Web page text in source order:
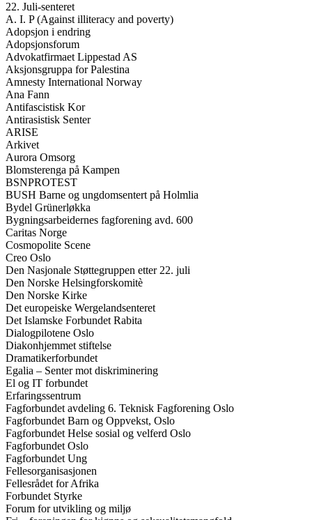
22. Juli-senteret
A. I. P (Against illiteracy and poverty)
Adopsjon i endring
Adopsjonsforum
Advokatfirmaet Lippestad AS
Aksjonsgruppa for Palestina
Amnesty International Norway
Ana Fann
Antifascistisk Kor
Antirasistisk Senter
ARISE
Arkivet
Aurora Omsorg
Blomsterenga på Kampen
BSNPROTEST
BUSH Barne og ungdomsentert på Holmlia
Bydel Grünerløkka
Bygningsarbeidernes fagforening avd. 600
Caritas Norge
Cosmopolite Scene
Creo Oslo
Den Nasjonale Støttegruppen etter 22. juli
Den Norske Helsingforskomitè
Den Norske Kirke
Det europeiske Wergelandsenteret
Det Islamske Forbundet Rabita
Dialogpilotene Oslo
Diakonhjemmet stiftelse
Dramatikerforbundet
Egalia – Senter mot diskriminering
El og IT forbundet
Erfaringssentrum
Fagforbundet avdeling 6. Teknisk Fagforening Oslo
Fagforbundet Barn og Oppvekst, Oslo
Fagforbundet Helse sosial og velferd Oslo
Fagforbundet Oslo
Fagforbundet Ung
Fellesorganisasjonen
Fellesrådet for Afrika
Forbundet Styrke
Forum for utvikling og miljø